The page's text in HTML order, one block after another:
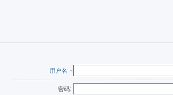
用户名
密码: